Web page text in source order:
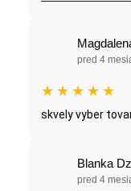
pred 4
★ ★ ★ ★ ★
skvely vyber
Blanka
pred 4